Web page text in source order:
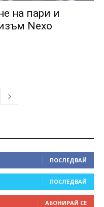
на пари и
Nexo
ПОСЛЕДВАЙ
ПОСЛЕДВАЙ
АБОНИРАЙ СЕ